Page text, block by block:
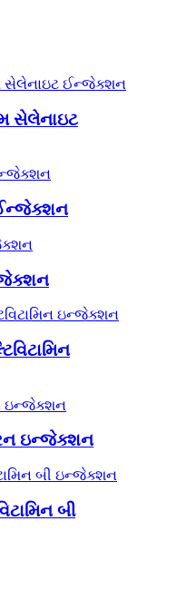
સેલેનાઇટ
ઈન્જેક્શન
ઇન્જેક્શન
બી